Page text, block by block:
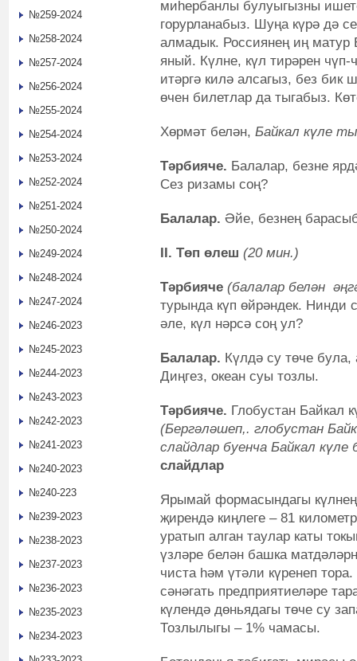
миһербанлы булуыгызны
горурланабыз. Шуңа күрә дә
алмадык. Россиянең иң матур
яный. Күлне, күл тирәрен
итәргә килә алсагыз, без
өчен билетлар да тыгабыз.
Хөрмәт белән, Байкал күле
Тәрбияче. Балалар, безне
Сез ризамы соң?
Балалар. Әйе, безнең
II. Төп өлеш (20 мин.)
Тәрбияче (балалар белән
турында күп өйрәндек. Нинди
әле, күл нәрсә соң ул?
Балалар. Күлдә су төче
Диңгез, океан суы тозлы.
Тәрбияче. Глобустан Байкал
(Бергәләшеп,. глобустан
слайдлар буенча Байкал
слайдлар
Ярымай формасындагы
җирендә киңлеге – 81
уратып алган таулар каты
үзләре белән башка
чиста һәм үтәли күренеп
сәнәгать предприятиеләре
күлендә дөньядагы төче су
Тозлылыгы – 1% чамасы.
№259-2024
№258-2024
№257-2024
№256-2024
№255-2024
№254-2024
№253-2024
№252-2024
№251-2024
№250-2024
№249-2024
№248-2024
№247-2024
№246-2023
№245-2023
№244-2023
№243-2023
№242-2023
№241-2023
№240-2023
№240-223
№239-2023
№238-2023
№237-2023
№236-2023
№235-2023
№234-2023